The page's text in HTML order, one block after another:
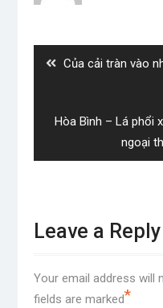
Previous
Của cải tràn vào
Next
Hòa Bình – Lá phổi
ngoại
Leave a Reply
Your email address will
fields are marked*